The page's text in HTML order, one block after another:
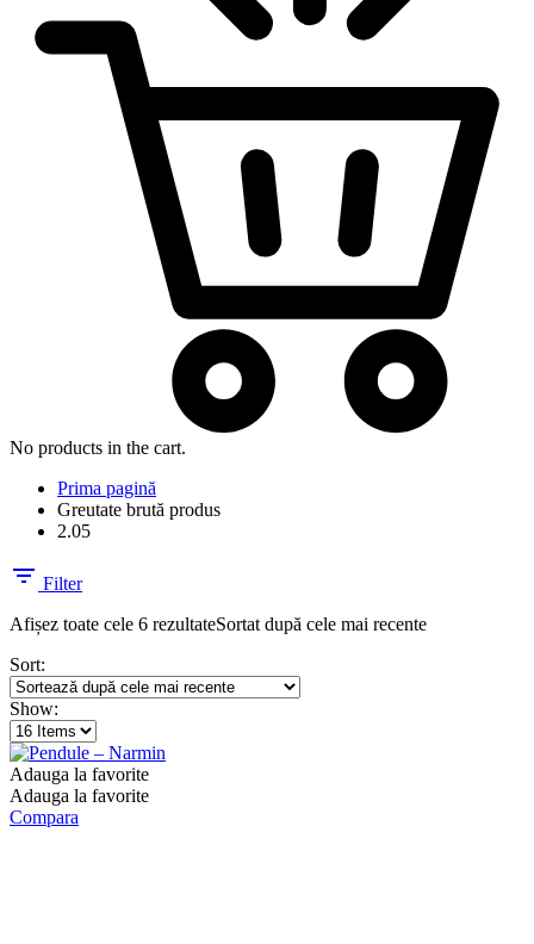
No products in the cart.
Prima pagină
Greutate brută produs
2.05
Filter
Afișez toate cele 6 rezultateSortat după cele mai recente
Sort:
Show:
Adauga la favorite
Adauga la favorite
Compara